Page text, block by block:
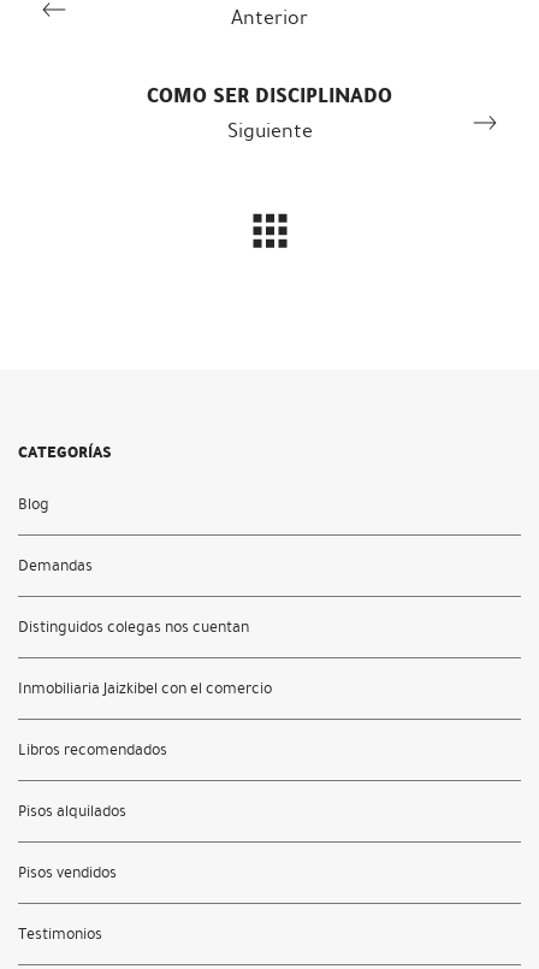
Anterior
COMO SER DISCIPLINADO
Siguiente
CATEGORÍAS
Blog
Demandas
Distinguidos colegas nos cuentan
Inmobiliaria Jaizkibel con el comercio
Libros recomendados
Pisos alquilados
Pisos vendidos
Testimonios